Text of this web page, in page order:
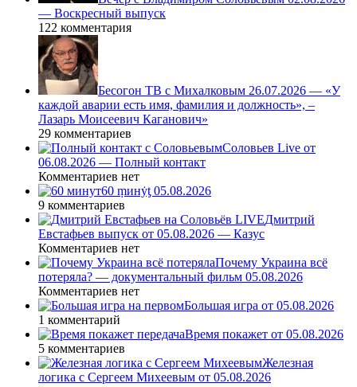
— Воскресный выпуск
122 комментария
Бесогон ТВ с Михалковым 26.07.2026 — «У
каждой аварии есть имя, фамилия и должность», –
Лазарь Моисеевич Каганович»
29 комментариев
Соловьев Live от
06.08.2026 — Полный контакт
Комментариев нет
60 ṃинẏƫ 05.08.2026
9 комментариев
Дмитрий
Евстафьев выпуск от 05.08.2026 — Казус
Комментариев нет
Почему Украина всё
потеряла? — документальный фильм 05.08.2026
Комментариев нет
Большая игра от 05.08.2026
1 комментарий
Время покажет от 05.08.2026
5 комментариев
Железная
логика с Сергеем Михеевым от 05.08.2026